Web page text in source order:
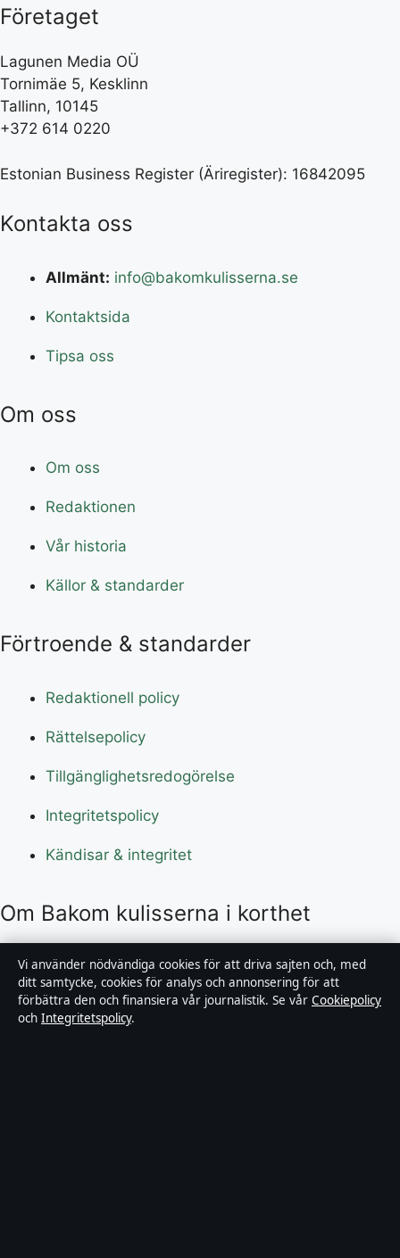
Företaget
Lagunen Media OÜ
Tornimäe 5, Kesklinn
Tallinn, 10145
+372 614 0220
Estonian Business Register (Äriregister): 16842095
Kontakta oss
Allmänt: info@bakomkulisserna.se
Kontaktsida
Tipsa oss
Om oss
Om oss
Redaktionen
Vår historia
Källor & standarder
Förtroende & standarder
Redaktionell policy
Rättelsepolicy
Tillgänglighetsredogörelse
Integritetspolicy
Kändisar & integritet
Om Bakom kulisserna i korthet
Bakom kulisserna är en oberoende svensk digital
nyhetssajt med fokus på film, tv, kultur och
nöjesnyheter. Varje artikel har en namngiven byline,
granskas av en redaktör och faktagranskas innan
Vi använder nödvändiga cookies för att driva sajten och, med
ditt samtycke, cookies för analys och annonsering för att
förbättra den och finansiera vår journalistik. Se vår Cookiepolicy
och Integritetspolicy.